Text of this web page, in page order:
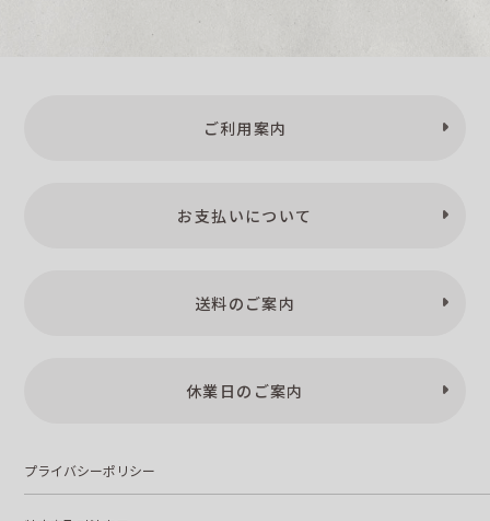
ご利用案内
お支払いについて
送料のご案内
休業日のご案内
プライバシーポリシー